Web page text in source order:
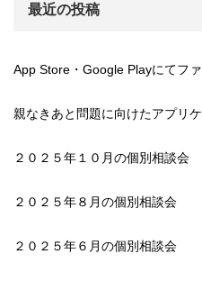
最近の投稿
App Store・Google Playにてフ
親なきあと問題に向けたアプリ
２０２５年１０月の個別相談会
２０２５年８月の個別相談会
２０２５年６月の個別相談会